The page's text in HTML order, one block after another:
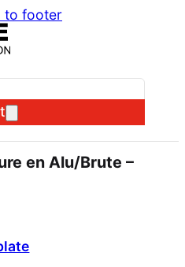
to footer
en Alu/Brute –